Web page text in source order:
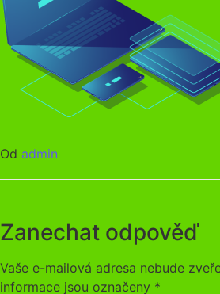
Od admin
Zanechat odpověď
Vaše e-mailová adresa nebude
informace jsou označeny *